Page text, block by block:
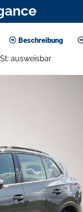
Beschreibung
ausweisbar